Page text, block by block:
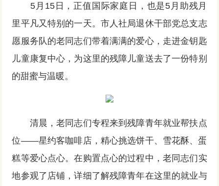
5月15日，正值国际家庭日，也是5月助残月
里平凡又特别的一天。市人社局退休干部党总支志
愿服务队的老同志们带着满满的爱心，走进金钥匙
儿童康复中心，为这里的残障儿童送去了一份特别
的甜蜜与温暖。
清晨，老同志们专程来到残障青年就业帮扶点
位——星约客咖啡店，精心挑选饼干、雪花酥、蛋
糕等爱心点心。在购置点心的过程中，老同志们实
地参观了店铺，详细了解残障青年在这里的就业与